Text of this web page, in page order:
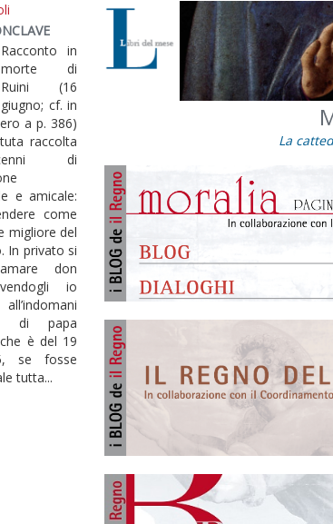
Racconto in
morte di
Ruini (16
giugno; cf. in
a p. 386)
raccolta
di
e amicale:
come
migliore del
In privato si
don
io
di papa
è del 19
se fosse
tutta...
La